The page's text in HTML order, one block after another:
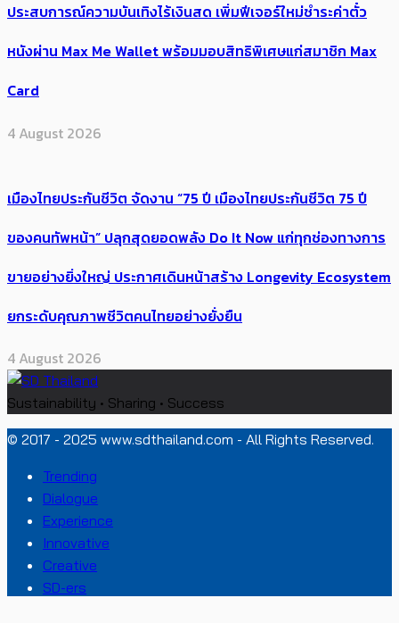
ประสบการณ์ความบันเทิงไร้เงินสด เพิ่มฟีเจอร์ใหม่ชำระค่าตั๋ว
หนังผ่าน Max Me Wallet พร้อมมอบสิทธิพิเศษแก่สมาชิก Max
Card
4 August 2026
เมืองไทยประกันชีวิต จัดงาน “75 ปี เมืองไทยประกันชีวิต 75 ปี
ของคนทัพหน้า” ปลุกสุดยอดพลัง Do It Now แก่ทุกช่องทางการ
ขายอย่างยิ่งใหญ่ ประกาศเดินหน้าสร้าง Longevity Ecosystem
ยกระดับคุณภาพชีวิตคนไทยอย่างยั่งยืน
4 August 2026
Sustainability • Sharing • Success
© 2017 - 2025 www.sdthailand.com - All Rights Reserved.
Trending
Dialogue
Experience
Innovative
Creative
SD-ers